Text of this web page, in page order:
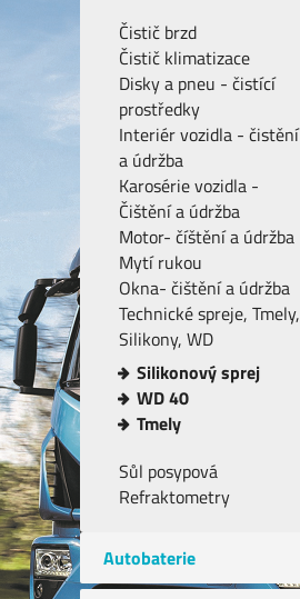
Čistič brzd
Čistič klimatizace
Disky a pneu - čistící
prostředky
Interiér vozidla - čistění
a údržba
Karosérie vozidla -
Čištění a údržba
Motor- číštění a údržba
Mytí rukou
Okna- čištění a údržba
Technické spreje, Tmely,
Silikony, WD
Silikonový sprej
WD 40
Tmely
Sůl posypová
Refraktometry
Autobaterie